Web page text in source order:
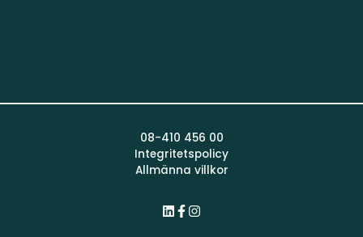
08-410 456 00
Integritetspolicy
Allmänna villkor